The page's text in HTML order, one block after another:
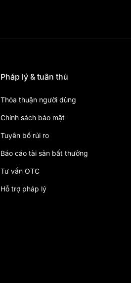
Pháp lý & tuân thủ
Thỏa thuận người dùng
Chính sách bảo mật
Tuyên bố rủi ro
Báo cáo tài sản bất thường
Tư vấn OTC
Hỗ trợ pháp lý